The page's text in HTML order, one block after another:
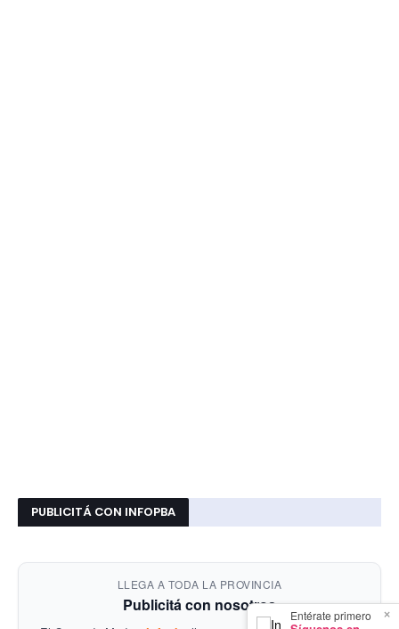
PUBLICITÁ CON INFOPBA
LLEGA A TODA LA PROVINCIA
Publicitá con nosotros ×
Entérate primero